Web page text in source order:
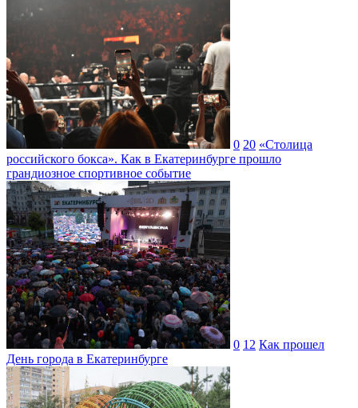
0 20 «Столица
российского бокса». Как в Екатеринбурге прошло
грандиозное спортивное событие
0 12 Как прошел
День города в Екатеринбурге